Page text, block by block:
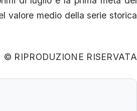
valore medio della serie storica
© RIPRODUZIONE RISERVATA